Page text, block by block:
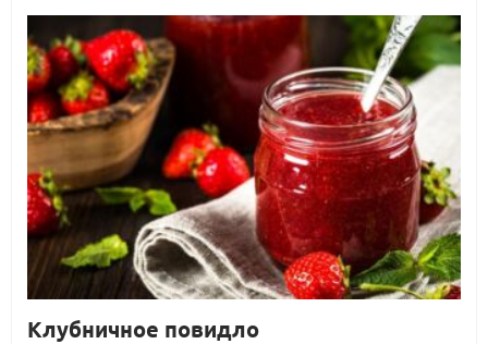
Клубничное повидло